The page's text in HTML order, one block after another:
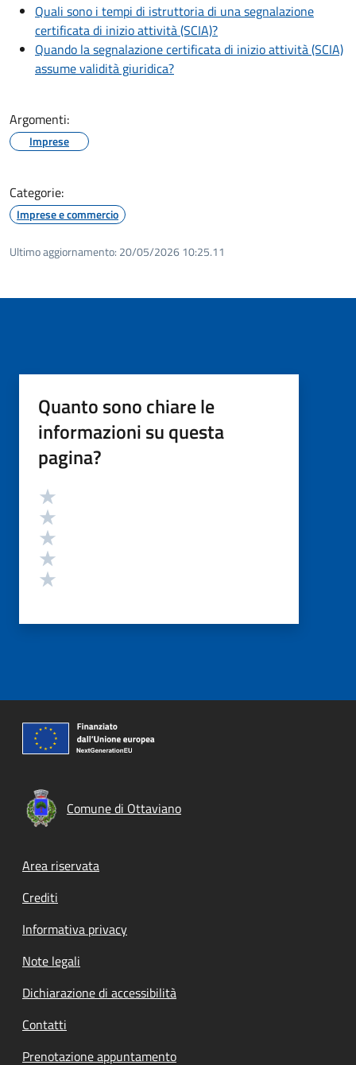
Quali sono i tempi di istruttoria di una segnalazione
certificata di inizio attività (SCIA)?
Quando la segnalazione certificata di inizio attività (SCIA)
assume validità giuridica?
Argomenti:
Imprese
Categorie:
Imprese e commercio
Ultimo aggiornamento: 20/05/2026 10:25.11
Quanto sono chiare le
informazioni su questa
pagina?
Valutazione
Comune di Ottaviano
Footer menu
Area riservata
Crediti
Informativa privacy
Note legali
Dichiarazione di accessibilità
Contatti
Prenotazione appuntamento